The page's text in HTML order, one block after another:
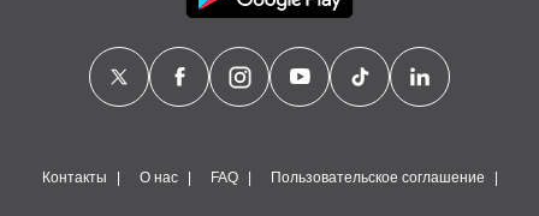
Контакты О нас FAQ Пользовательское соглашение